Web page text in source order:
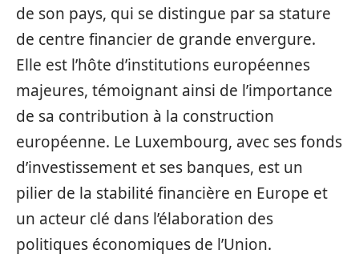
de son pays, qui se distingue par sa stature
de centre financier de grande envergure.
Elle est l’hôte d’institutions européennes
majeures, témoignant ainsi de l’importance
de sa contribution à la construction
européenne. Le Luxembourg, avec ses fonds
d’investissement et ses banques, est un
pilier de la stabilité financière en Europe et
un acteur clé dans l’élaboration des
politiques économiques de l’Union.